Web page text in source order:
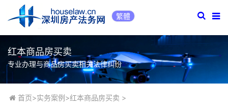
繁體
红本商品房买卖
专业办理与商品房买卖相关法律纠纷
首页>实务案例 >红本商品房买卖 >